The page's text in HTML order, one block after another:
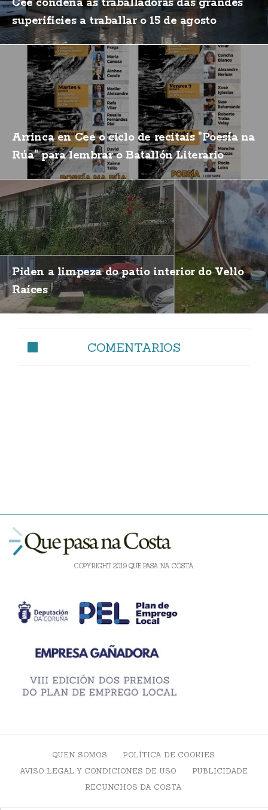
Cee condena ás traballadoras das grandes
superificies a traballar o 15 de agosto
Arrinca en Cee o ciclo de recitais "Poesía na
Rúa" para lembrar o Batallón Literario
Piden a limpeza do patio interior do Vello
Raíces
COMENTARIOS
COPYRIGHT 2019 QUE PASA NA COSTA
QUEN SOMOS
POLÍTICA DE COOKIES
AVISO LEGAL Y CONDICIONES DE USO
PUBLICIDADE
RECUNCHOS DA COSTA